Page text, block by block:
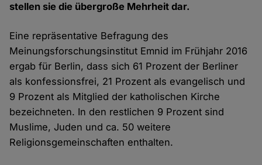
stellen sie die übergroße Mehrheit dar.
Eine repräsentative Befragung des
Meinungsforschungsinstitut Emnid im Frühjahr 2016
ergab für Berlin, dass sich 61 Prozent der Berliner
als konfessionsfrei, 21 Prozent als evangelisch und
9 Prozent als Mitglied der katholischen Kirche
bezeichneten. In den restlichen 9 Prozent sind
Muslime, Juden und ca. 50 weitere
Religionsgemeinschaften enthalten.